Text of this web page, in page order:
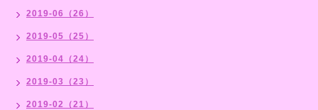
2019-06（26）
2019-05（25）
2019-04（24）
2019-03（23）
2019-02（21）